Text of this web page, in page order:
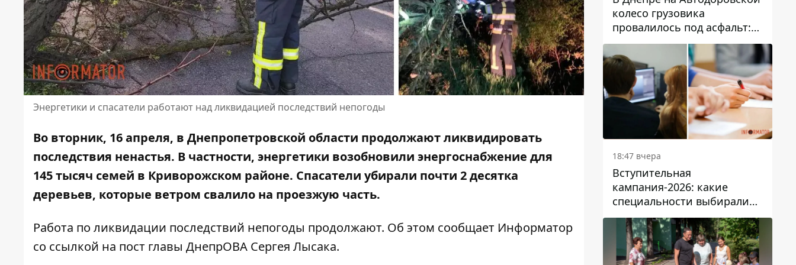
Энергетики и спасатели работают над ликвидацией последствий непогоды
Во вторник, 16 апреля, в Днепропетровской области продолжают ликвидировать
последствия ненастья. В частности, энергетики возобновили энергоснабжение для
145 тысяч семей в Криворожском районе. Спасатели убирали почти 2 десятка
деревьев, которые ветром свалило на проезжую часть.
Работа по ликвидации последствий непогоды продолжают. Об этом сообщает Информатор
со ссылкой на пост главы ДнепрОВА Сергея Лысака.
колесо грузовика
провалилось под асфальт:
движение заблокировано
18:47 вчера
Вступительная
кампания-2026: какие
специальности выбирали
абитуриенты в Украине